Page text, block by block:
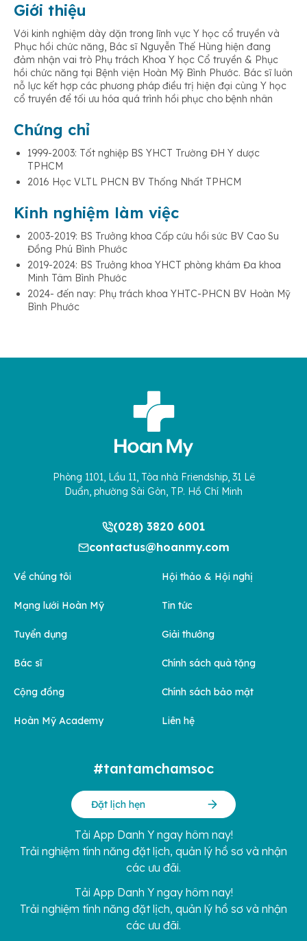
Giới thiệu
Với kinh nghiệm dày dặn trong lĩnh vực Y học cổ truyền và
Phục hồi chức năng, Bác sĩ Nguyễn Thế Hùng hiện đang
đảm nhận vai trò Phụ trách Khoa Y học Cổ truyền & Phục
hồi chức năng tại Bệnh viện Hoàn Mỹ Bình Phước. Bác sĩ luôn
nỗ lực kết hợp các phương pháp điều trị hiện đại cùng Y học
cổ truyền để tối ưu hóa quá trình hồi phục cho bệnh nhân
Chứng chỉ
1999-2003: Tốt nghiệp BS YHCT Trường ĐH Y dược
TPHCM
2016 Học VLTL PHCN BV Thống Nhất TPHCM
Kinh nghiệm làm việc
2003-2019: BS Trưởng khoa Cấp cứu hồi sức BV Cao Su
Đồng Phú Bình Phước
2019-2024: BS Trưởng khoa YHCT phòng khám Đa khoa
Minh Tâm Bình Phước
2024- đến nay: Phụ trách khoa YHTC-PHCN BV Hoàn Mỹ
Bình Phước
Phòng 1101, Lầu 11, Tòa nhà Friendship, 31 Lê
Duẩn, phường Sài Gòn, TP. Hồ Chí Minh
(028) 3820 6001
contactus@hoanmy.com
Về chúng tôi
Mạng lưới Hoàn Mỹ
Tuyển dụng
Bác sĩ
Cộng đồng
Hoàn Mỹ Academy
Hội thảo & Hội nghị
Tin tức
Giải thưởng
Chính sách quà tặng
Chính sách bảo mật
Liên hệ
#tantamchamsoc
Đặt lịch hẹn
Tải App Danh Y ngay hôm nay!
Trải nghiệm tính năng đặt lịch, quản lý hồ sơ và nhận
các ưu đãi.
Tải App Danh Y ngay hôm nay!
Trải nghiệm tính năng đặt lịch, quản lý hồ sơ và nhận
các ưu đãi.